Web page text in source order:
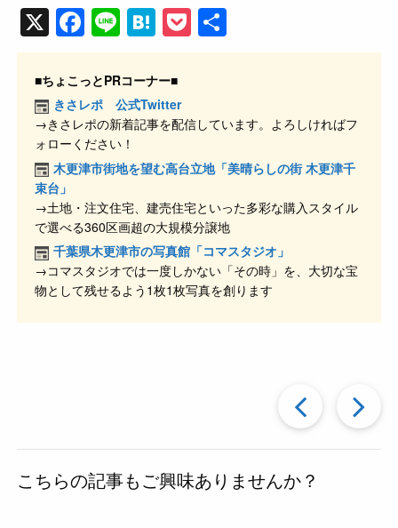
X F
a
c
e
b
o
o
k
Li
n
e
H
at
e
n
a
P
o 有
■ちょこっとPRコーナー■
きさレポ 公式Twitter
→きさレポの新着記事を配信しています。よろしければフ
ォローください！
木更津市街地を望む高台立地「美晴らしの街 木更津千
束台」
→土地・注文住宅、建売住宅といった多彩な購入スタイル
で選べる360区画超の大規模分譲地
千葉県木更津市の写真館「コマスタジオ」
→コマスタジオでは一度しかない「その時」を、大切な宝
物として残せるよう1枚1枚写真を創ります
過
去
こちらの記事もご興味ありませんか？